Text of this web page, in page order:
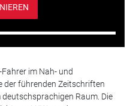
im Nah- und
der führenden Zeitschriften
Raum. Die